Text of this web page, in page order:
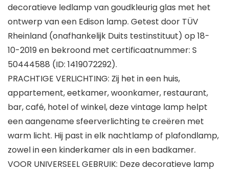
decoratieve ledlamp van goudkleurig glas met het
ontwerp van een Edison lamp. Getest door TÜV
Rheinland (onafhankelijk Duits testinstituut) op 18-
10-2019 en bekroond met certificaatnummer: S
50444588 (ID: 1419072292).
PRACHTIGE VERLICHTING: Zij het in een huis,
appartement, eetkamer, woonkamer, restaurant,
bar, café, hotel of winkel, deze vintage lamp helpt
een aangename sfeerverlichting te creëren met
warm licht. Hij past in elk nachtlamp of plafondlamp,
zowel in een kinderkamer als in een badkamer.
VOOR UNIVERSEEL GEBRUIK: Deze decoratieve lamp